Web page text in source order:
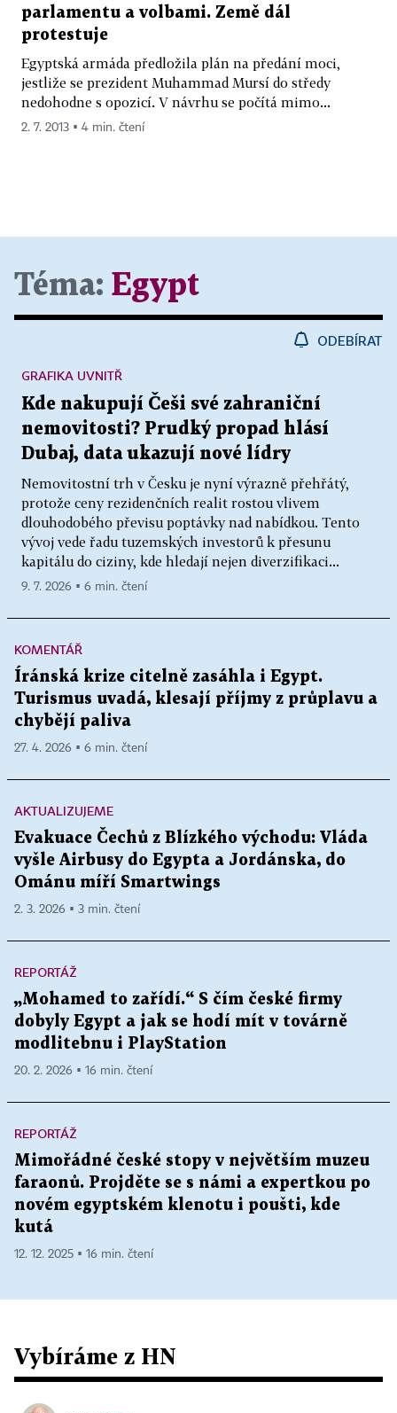
parlamentu a volbami. Země dál
protestuje
Egyptská armáda předložila plán na předání moci,
jestliže se prezident Muhammad Mursí do středy
nedohodne s opozicí. V návrhu se počítá mimo...
2. 7. 2013 ▪ 4 min. čtení
Téma: Egypt
ODEBÍRAT
Kde nakupují Češi své zahraniční
nemovitosti? Prudký propad hlásí
Dubaj, data ukazují nové lídry
Nemovitostní trh v Česku je nyní výrazně přehřátý,
protože ceny rezidenčních realit rostou vlivem
dlouhodobého převisu poptávky nad nabídkou. Tento
vývoj vede řadu tuzemských investorů k přesunu
kapitálu do ciziny, kde hledají nejen diverzifikaci...
GRAFIKA UVNITŘ
9. 7. 2026 ▪ 6 min. čtení
KOMENTÁŘ
Íránská krize citelně zasáhla i Egypt.
Turismus uvadá, klesají příjmy z průplavu a
chybějí paliva
27. 4. 2026 ▪ 6 min. čtení
AKTUALIZUJEME
Evakuace Čechů z Blízkého východu: Vláda
vyšle Airbusy do Egypta a Jordánska, do
Ománu míří Smartwings
2. 3. 2026 ▪ 3 min. čtení
REPORTÁŽ
„Mohamed to zařídí.“ S čím české firmy
dobyly Egypt a jak se hodí mít v továrně
modlitebnu i PlayStation
20. 2. 2026 ▪ 16 min. čtení
REPORTÁŽ
Mimořádné české stopy v největším muzeu
faraonů. Projděte se s námi a expertkou po
novém egyptském klenotu i poušti, kde
kutá
12. 12. 2025 ▪ 16 min. čtení
Vybíráme z HN